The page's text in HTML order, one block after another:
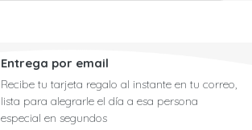
Entrega por email
Recibe tu tarjeta regalo al instante en tu correo,
lista para alegrarle el día a esa persona
especial en segundos